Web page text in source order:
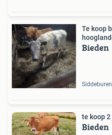
Te koop
Bieden
Siddeburen
te koop
Bieden